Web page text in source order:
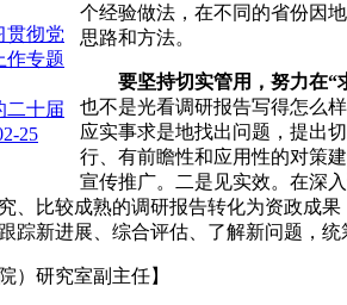
贯彻党
作专题
二十届
25
个经验做法，在不同的省份因
思路和方法。
要坚持切实管用，努力在“
也不是光看调研报告写得怎么
应实事求是地找出问题，提出
行、有前瞻性和应用性的对策
宣传推广。二是见实效。在深
、比较成熟的调研报告转化为资政成
踪新进展、综合评估、了解新问题，
）研究室副主任】